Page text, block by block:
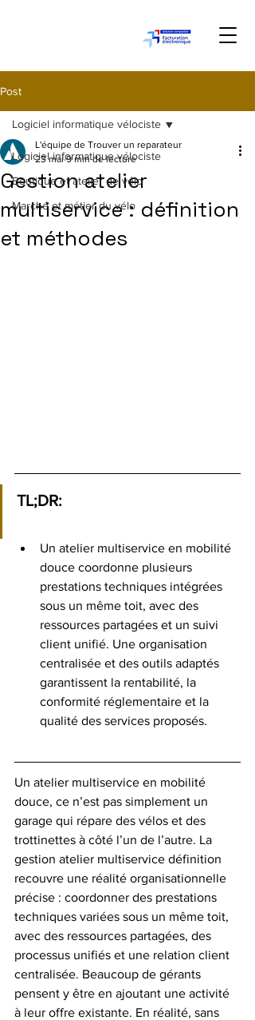
Post
Logiciel informatique vélociste
Boutique et atelier de vélo
Marché et métier du vélo
Logiciel informatique vélociste
Gestion atelier
multiservice : définition
et méthodes
L'équipe de Trouver un reparateur
23 mai 9 min de lecture
TL;DR:
Un atelier multiservice en mobilité
douce coordonne plusieurs
prestations techniques intégrées
sous un même toit, avec des
ressources partagées et un suivi
client unifié. Une organisation
centralisée et des outils adaptés
garantissent la rentabilité, la
conformité réglementaire et la
qualité des services proposés.
Un atelier multiservice en mobilité
douce, ce n’est pas simplement un
garage qui répare des vélos et des
trottinettes à côté l’un de l’autre. La
gestion atelier multiservice définition
recouvre une réalité organisationnelle
précise : coordonner des prestations
techniques variées sous un même toit,
avec des ressources partagées, des
processus unifiés et une relation client
centralisée. Beaucoup de gérants
pensent y être en ajoutant une activité
à leur offre existante. En réalité, sans